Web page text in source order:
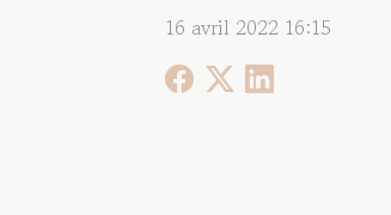
16 avril 2022 16:15